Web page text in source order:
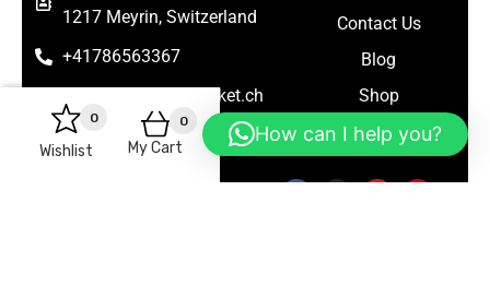
0
Wishlist
0
My Cart
1217 Meyrin, Switzerland
+41786563367
support@seelanmarket.ch
Contact Us
Blog
Shop
Follow Us
How can I help you?